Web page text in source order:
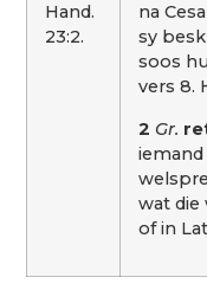
Hand.
23:2.
na
sy
soos
vers 8.
2 Gr.
wat die
of in